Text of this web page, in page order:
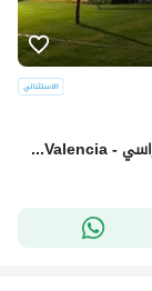
فيلا مستقلة مطلة على البحر مفروشة بالكامل في مراسي - marassi -Valencia